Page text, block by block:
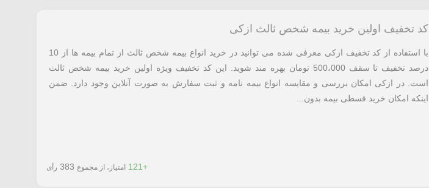
کد تخفیف اولین خرید بیمه شخص ثالث ازکی
با استفاده از کد تخفیف ازکی معرفی شده می توانید در خرید انواع بیمه شخص ثالث از تمام بیمه ها از 10
درصد تخفیف تا سقف 500،000 تومان بهره مند شوید. این کد تخفیف ویژه اولین خرید بیمه شخص ثالث
است. در ازکی امکان بررسی و مقایسه انواع بیمه نامه و ثبت سفارش به صورت آنلاین وجود دارد. ضمن
اینکه امکان خرید قسطی بیمه بدون...
+121 امتیاز، از مجموع 383 رأی